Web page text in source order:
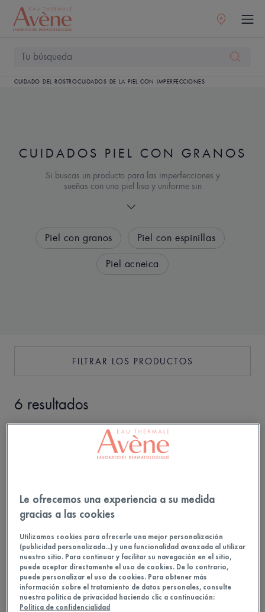
CUIDADO DEL ROSTROCUIDADOS DE LA PIEL CON IMPERFECCIONES
CUIDADOS PIEL CON GRANOS
Si buscas un producto para las imperfecciones y
sueñas con una piel lisa y uniforme sin
en nuestra gama el cuidado antiimperfecciones
Piel con granos Piel con espinillas
Piel acneica
FILTRAR LOS PRODUCTOS
6 resultados
Gel limpiador
Matifica - Limpia - Purifica
Sérum Exfoliante A.H.A
Afina los poros - Cierra los poros -
Reduce las marcas residuales
Le ofrecemos una experiencia a su medida
gracias a las cookies
Utilizamos cookies para ofrecerle una mejor personalización
(publicidad personalizada...) y una funcionalidad avanzada al utilizar
nuestro sitio. Para continuar y facilitar su navegación en el sitio,
puede aceptar directamente el uso de cookies. De lo contrario,
puede personalizar el uso de cookies. Para obtener más
información sobre el tratamiento de datos personales, consulte
nuestra política de privacidad haciendo clic a continuación:
Política de confidencialidad